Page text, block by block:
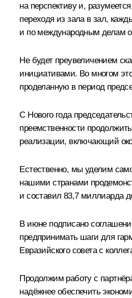
на перспективу и,
переходя из зала в зал,
и по международным делам
Не будет преувеличением
инициативами. Во многом
проделанную в период
С Нового года
преемственности
реализации, включающий
Естественно, мы уделим
нашими странами
и составил 83,7 миллиарда
В июне подписано
предпринимать шаги для
Евразийского совета с
Продолжим работу с
надёжнее обеспечить